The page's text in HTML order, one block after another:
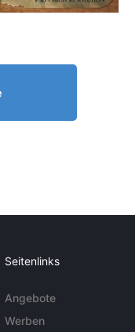
Seitenlinks
Angebote
Werben